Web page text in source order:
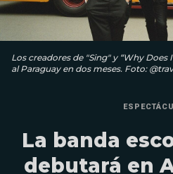
Los creadores de "Sing" y “Why Does
al Paraguay en dos meses. Foto:
La banda
debutará en